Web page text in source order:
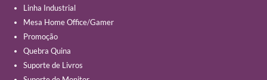
Linha Industrial
Mesa Home Office/Gamer
Promoção
Quebra Quina
Suporte de Livros